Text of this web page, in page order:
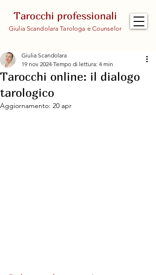
Tarocchi professionali
Giulia Scandolara Tarologa e Counselor
Tarocchi online: il dialogo
tarologico
Giulia Scandolara
19 nov 2024 Tempo di lettura: 4 min
Aggiornamento: 20 apr